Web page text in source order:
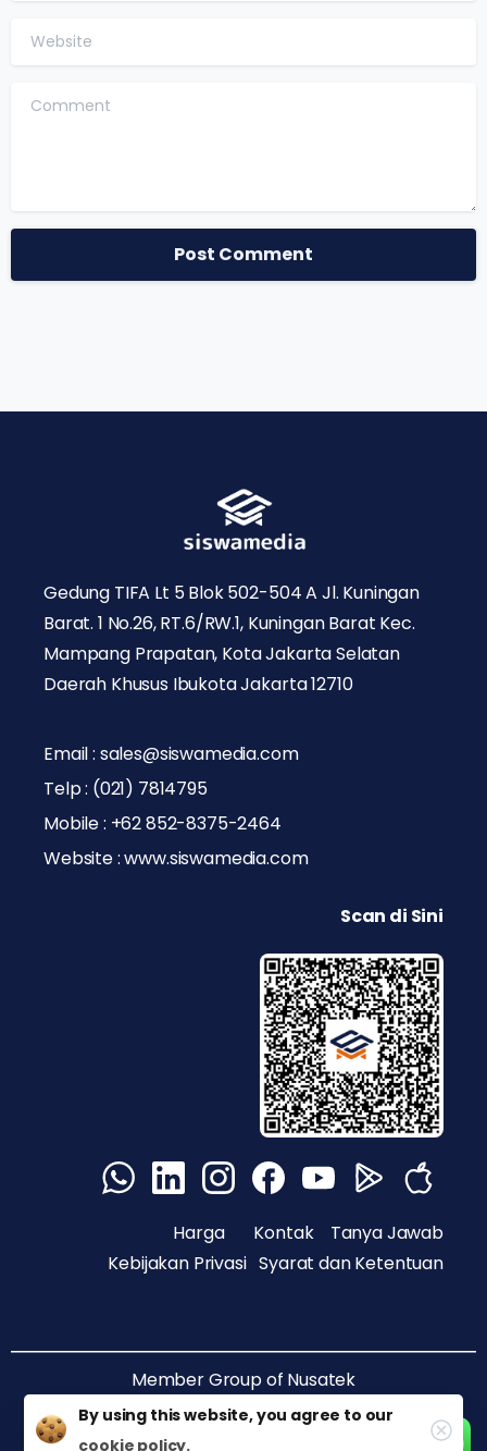
Website
Comment
Gedung TIFA Lt 5 Blok 502-504 A Jl. Kuningan
Barat. 1 No.26, RT.6/RW.1, Kuningan Barat Kec.
Mampang Prapatan, Kota Jakarta Selatan
Daerah Khusus Ibukota Jakarta 12710
Email : sales@siswamedia.com
Telp : (021) 7814795
Mobile : +62 852-8375-2464
Website : www.siswamedia.com
Scan di Sini
Harga KontakTanya Jawab
Kebijakan Privasi Syarat dan Ketentuan
Member Group of Nusatek
By using this website, you agree to our
cookie policy.